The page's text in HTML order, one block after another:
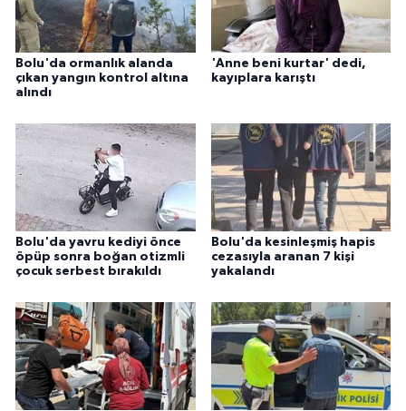
Bolu'da ormanlık alanda
çıkan yangın kontrol altına
alındı
'Anne beni kurtar' dedi,
kayıplara karıştı
Bolu'da yavru kediyi önce
öpüp sonra boğan otizmli
çocuk serbest bırakıldı
Bolu'da kesinleşmiş hapis
cezasıyla aranan 7 kişi
yakalandı